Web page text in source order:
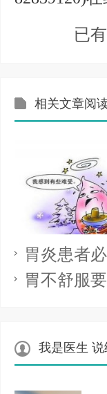
已有
相关文章阅
胃炎患者
胃不舒服
我是医生